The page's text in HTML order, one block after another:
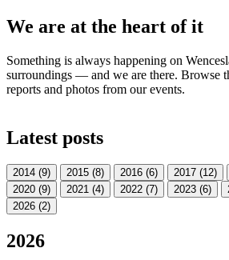
We are at the heart of it
Something is always happening on
surroundings — and we are there. Browse
reports and photos from our events.
Latest posts
2014 (9) 2015 (8) 2016 (6) 2017 (12)
2020 (9) 2021 (4) 2022 (7) 2023 (6)
2026 (2)
2026